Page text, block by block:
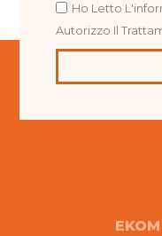
Ho Letto
Autorizzo Il